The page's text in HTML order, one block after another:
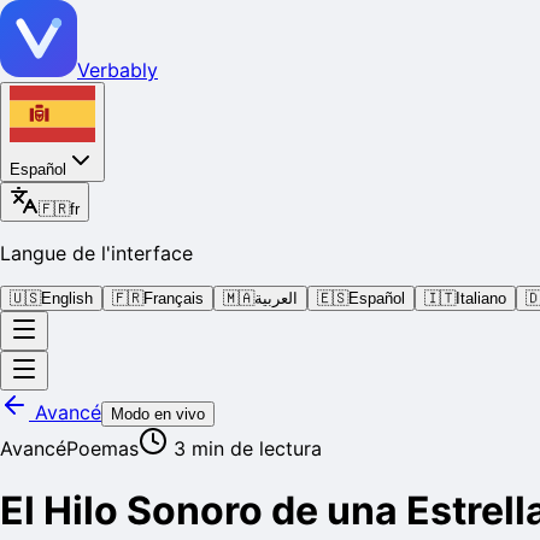
Verbably
Español
🇫🇷fr
Langue de l'interface
🇺🇸English 🇫🇷Français 🇲🇦العربية 🇪🇸Español 🇮🇹Italiano
Avancé Modo en vivo
AvancéPoemas 3 min de lectura
El Hilo Sonoro de una